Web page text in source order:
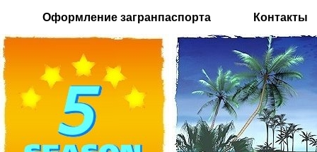
Оформление загранпаспорта Контакты